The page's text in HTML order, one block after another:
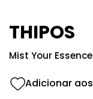
THIPOS
Mist Your